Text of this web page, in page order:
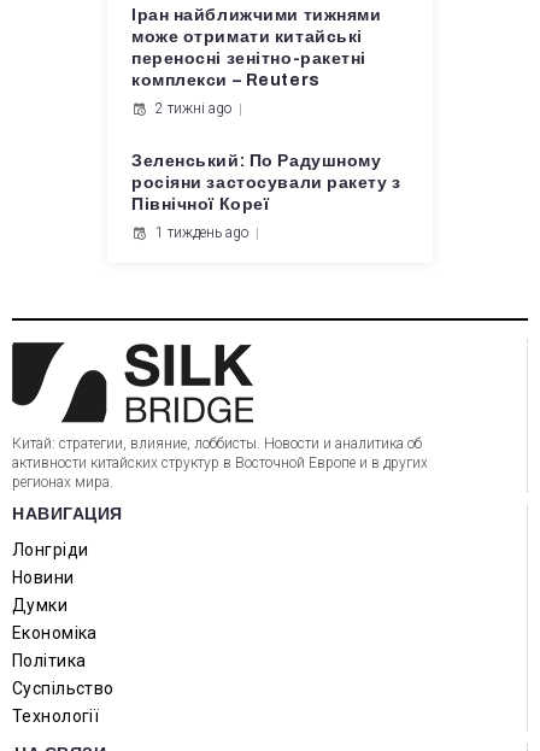
Іран найближчими тижнями
може отримати китайські
переносні зенітно-ракетні
комплекси – Reuters
2 тижні ago
Зеленський: По Радушному
росіяни застосували ракету з
Північної Кореї
1 тиждень ago
Китай: стратегии, влияние, лоббисты. Новости и аналитика об
активности китайских структур в Восточной Европе и в других
регионах мира.
НАВИГАЦИЯ
Лонгріди
Новини
Думки
Економіка
Політика
Суспільство
Технології